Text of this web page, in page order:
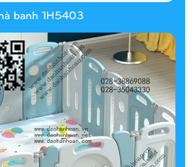
banh 1H5403